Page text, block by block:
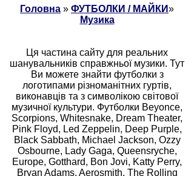
Головна » ФУТБОЛКИ / МАЙКИ»
Музика
Ця частина сайту для реальних
шанувальників справжньої музики. Тут
Ви можете знайти футболки з
логотипами різноманітних гуртів,
виконавців та з символікою світової
музичної культури. Футболки Beyonce,
Scorpions, Whitesnake, Dream Theater,
Pink Floyd, Led Zeppelin, Deep Purple,
Black Sabbath, Michael Jackson, Ozzy
Osbourne, Lady Gaga, Queensryche,
Europe, Gotthard, Bon Jovi, Katty Perry,
Bryan Adams, Aerosmith, The Rolling